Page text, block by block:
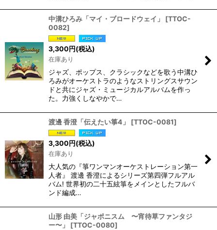
中溝ひろみ「マイ・ブロードウェイ」 [TTOC-
0082]
3,300円(税込)
在庫あり
ジャズ、ポップス、クラシックなどを歌う中溝ひ
ろみがオーケストラのようなストリングスサウン
ドと共にジャズ・ミュージカルアルバムを作っ
た。力強くしなやかで…
渡邊 香澄「伝えたい箏4」 [TTOC-0081]
3,300円(税込)
在庫あり
大人気の『箏ワンマンオーケストレーション第一
人者』 渡邊 香澄によるシリーズ第四弾フルアル
バム! 世界初の二十五絃箏をメインとしたフルバ
ンド編成…
山形 由美「ジャポニスム 〜宵待草ファンタジ
ー〜」
[TTOC-0080]